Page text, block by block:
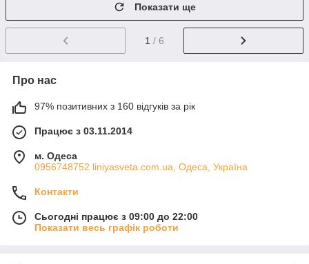
Показати ще
1 / 6
Про нас
97% позитивних з 160 відгуків за рік
Працює з 03.11.2014
м. Одеса
0956748752 liniyasveta.com.ua, Одеса, Україна
Контакти
Сьогодні працює з 09:00 до 22:00
Показати весь графік роботи